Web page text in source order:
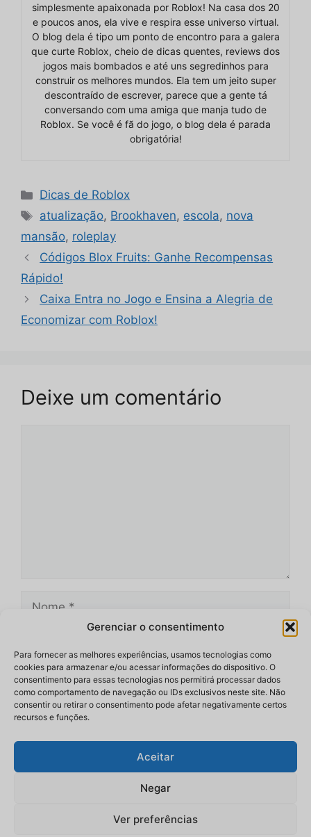
Gerenciar o consentimento
Para fornecer as melhores experiências, usamos tecnologias como
cookies para armazenar e/ou acessar informações do dispositivo. O
consentimento para essas tecnologias nos permitirá processar dados
como comportamento de navegação ou IDs exclusivos neste site. Não
consentir ou retirar o consentimento pode afetar negativamente certos
recursos e funções.
Aceitar
Negar
Ver preferências
simplesmente apaixonada por Roblox! Na casa dos 20
e poucos anos, ela vive e respira esse universo virtual.
O blog dela é tipo um ponto de encontro para a galera
que curte Roblox, cheio de dicas quentes, reviews dos
jogos mais bombados e até uns segredinhos para
construir os melhores mundos. Ela tem um jeito super
descontraído de escrever, parece que a gente tá
conversando com uma amiga que manja tudo de
Roblox. Se você é fã do jogo, o blog dela é parada
obrigatória!
Categorias
Dicas de Roblox
Tags
atualização, Brookhaven, escola, nova
mansão, roleplay
Códigos Blox Fruits: Ganhe Recompensas
Rápido!
Caixa Entra no Jogo e Ensina a Alegria de
Economizar com Roblox!
Deixe um comentário
Nome
mail
Site